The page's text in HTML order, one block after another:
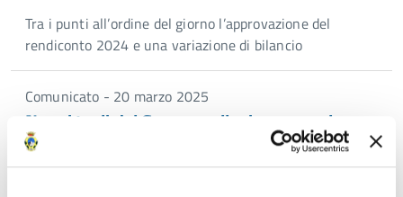
Tra i punti all’ordine del giorno l’approvazione del
rendiconto 2024 e una variazione di bilancio
Comunicato - 20 marzo 2025
Nuovi tagli dal Governo alle risorse per la
viabilità provinciale